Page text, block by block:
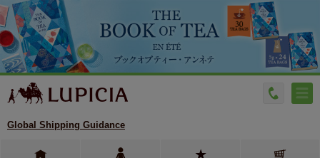
Global Shipping Guidance